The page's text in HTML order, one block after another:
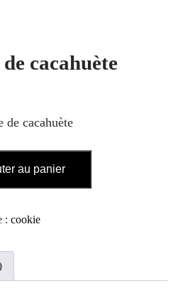
cacahuète
de cacahuète
au panier
: cookie